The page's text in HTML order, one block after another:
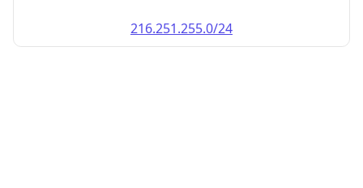
216.251.255.0/24